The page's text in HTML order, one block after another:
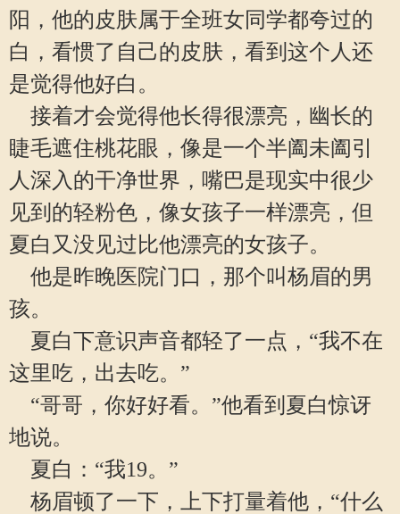
阳，他的皮肤属于全班女同学都夸过的
白，看惯了自己的皮肤，看到这个人还
是觉得他好白。
接着才会觉得他长得很漂亮，幽长的
睫毛遮住桃花眼，像是一个半阖未阖引
人深入的干净世界，嘴巴是现实中很少
见到的轻粉色，像女孩子一样漂亮，但
夏白又没见过比他漂亮的女孩子。
他是昨晚医院门口，那个叫杨眉的男
孩。
夏白下意识声音都轻了一点，“我不在
这里吃，出去吃。”
“哥哥，你好好看。”他看到夏白惊讶
地说。
夏白：“我19。”
杨眉顿了一下，上下打量着他，“什么